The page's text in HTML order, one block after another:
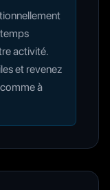
activité.
et revenez
à